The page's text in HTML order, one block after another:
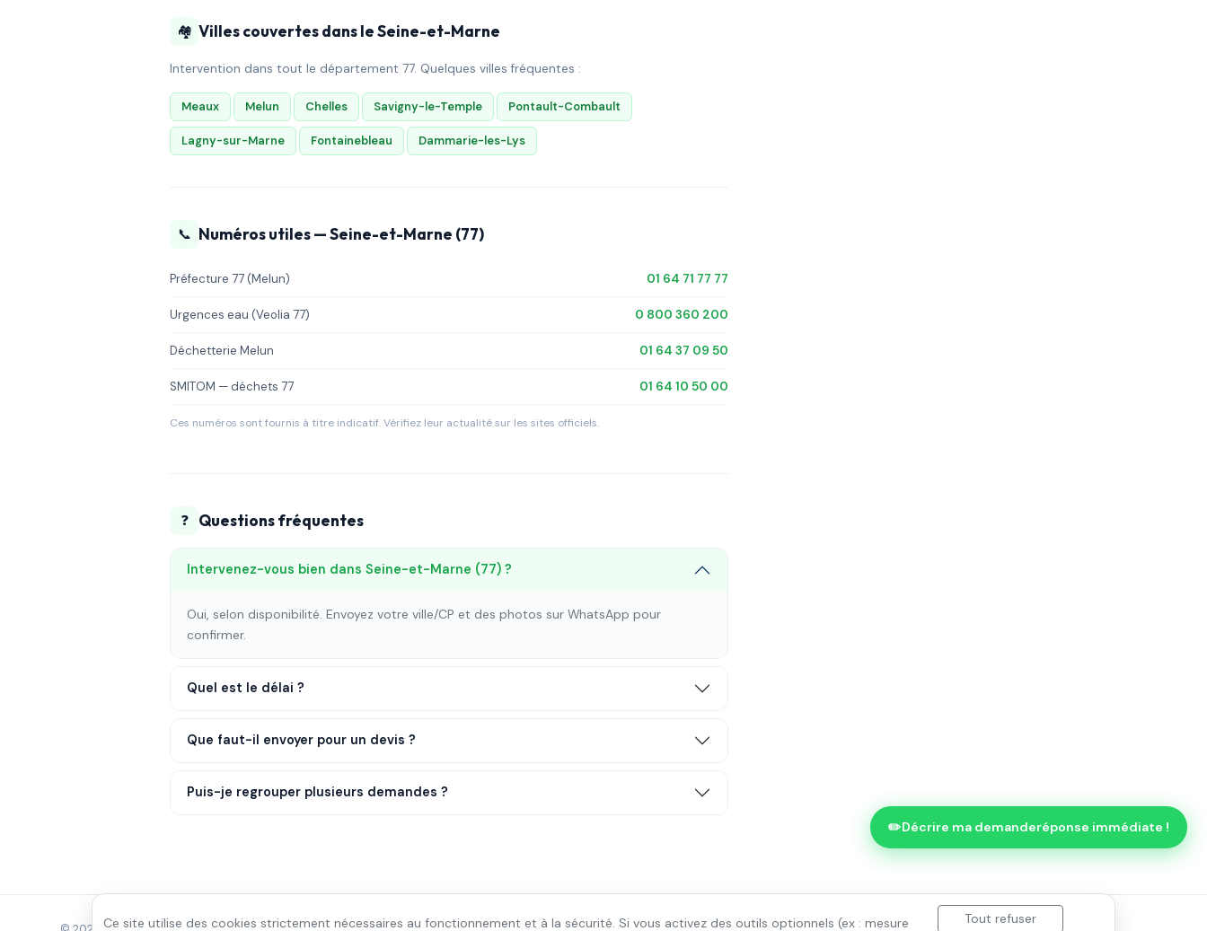
🏘️ Villes couvertes dans le Seine-et-Marne
Intervention dans tout le département 77. Quelques villes fréquentes :
Meaux Melun Chelles Savigny-le-Temple Pontault-Combault
Lagny-sur-Marne Fontainebleau Dammarie-les-Lys
📞 Numéros utiles — Seine-et-Marne (77)
Préfecture 77 (Melun) 01 64 71 77 77
Urgences eau (Veolia 77) 0 800 360 200
Déchetterie Melun 01 64 37 09 50
SMITOM — déchets 77 01 64 10 50 00
Ces numéros sont fournis à titre indicatif. Vérifiez leur actualité sur les sites officiels.
❓ Questions fréquentes
Intervenez-vous bien dans Seine-et-Marne (77) ?
Oui, selon disponibilité. Envoyez votre ville/CP et des photos sur WhatsApp pour
confirmer.
Quel est le délai ?
Que faut-il envoyer pour un devis ?
Puis-je regrouper plusieurs demandes ?
✏️Décrire ma demanderéponse immédiate !
Ce site utilise des cookies strictement nécessaires au fonctionnement et à la sécurité. Si vous activez des outils optionnels (ex : mesure Tout refuser